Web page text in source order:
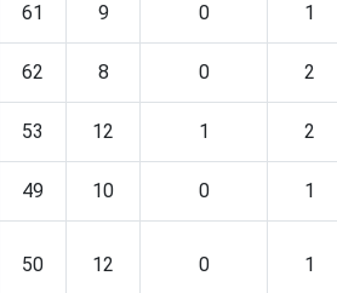
61 9 0 1
62 8 0 2
53 12 1 2
49 10 0 1
50 12 0 1